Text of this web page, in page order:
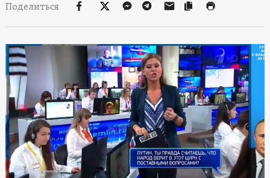
Поделиться